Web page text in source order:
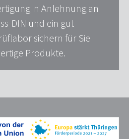
in Anlehnung an
DIN und ein gut
sichern für Sie
Produkte.